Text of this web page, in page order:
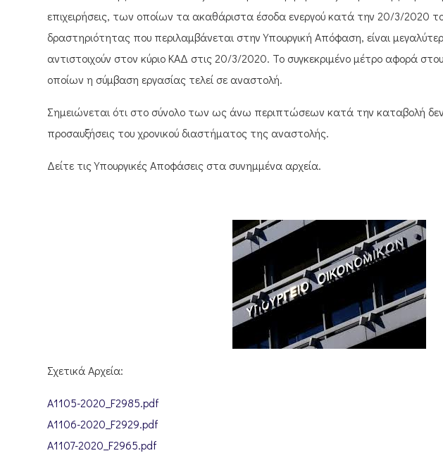
επιχειρήσεις, των οποίων τα ακαθάριστα έσοδα ενεργού κατά την 20/3/2020
δραστηριότητας που περιλαμβάνεται στην Υπουργική Απόφαση, είναι
αντιστοιχούν στον κύριο ΚΑΔ στις 20/3/2020. Το συγκεκριμένο μέτρο αφορά
οποίων η σύμβαση εργασίας τελεί σε αναστολή.
Σημειώνεται ότι στο σύνολο των ως άνω περιπτώσεων κατά την καταβολή δεν
προσαυξήσεις του χρονικού διαστήματος της αναστολής.
Δείτε τις Υπουργικές Αποφάσεις στα συνημμένα αρχεία.
Σχετικά Αρχεία:
A1105-2020_F2985.pdf
A1106-2020_F2929.pdf
A1107-2020_F2965.pdf